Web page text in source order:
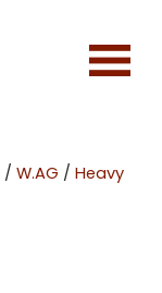
/W.AG /Heavy